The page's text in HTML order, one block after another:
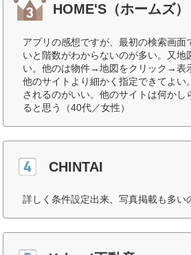
HOME'S（ホームズ）
アプリの感想ですが、最初の検索画
いと階数がわからないのが多い。又
い。他のは物件→地図をクリック→表
他のサイトより細かく指定できてよ
されるのがいい。他のサイトは何か
ると思う（40代／女性）
CHINTAI
詳しく条件設定出来、写真掲載も多い